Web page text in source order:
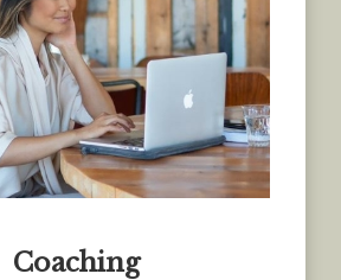
Coaching